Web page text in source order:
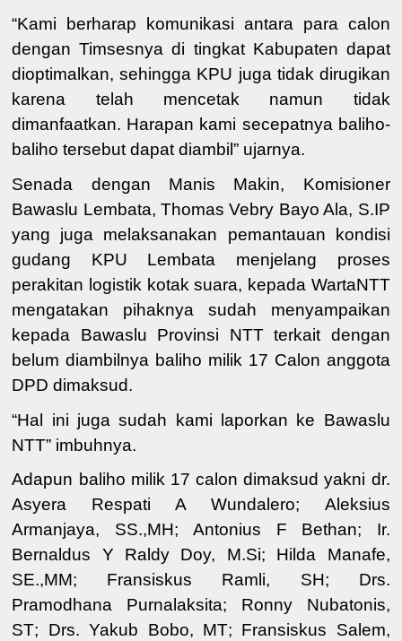
“Kami berharap komunikasi antara para calon
dengan Timsesnya di tingkat Kabupaten dapat
dioptimalkan, sehingga KPU juga tidak dirugikan
karena telah mencetak namun tidak
dimanfaatkan. Harapan kami secepatnya baliho-
baliho tersebut dapat diambil” ujarnya.
Senada dengan Manis Makin, Komisioner
Bawaslu Lembata, Thomas Vebry Bayo Ala, S.IP
yang juga melaksanakan pemantauan kondisi
gudang KPU Lembata menjelang proses
perakitan logistik kotak suara, kepada WartaNTT
mengatakan pihaknya sudah menyampaikan
kepada Bawaslu Provinsi NTT terkait dengan
belum diambilnya baliho milik 17 Calon anggota
DPD dimaksud.
“Hal ini juga sudah kami laporkan ke Bawaslu
NTT” imbuhnya.
Adapun baliho milik 17 calon dimaksud yakni dr.
Asyera Respati A Wundalero; Aleksius
Armanjaya, SS.,MH;Antonius F Bethan; Ir.
Bernaldus Y Raldy Doy, M.Si; Hilda Manafe,
SE.,MM; Fransiskus Ramli, SH; Drs.
Pramodhana Purnalaksita; Ronny Nubatonis,
ST; Drs. Yakub Bobo, MT; Fransiskus Salem,